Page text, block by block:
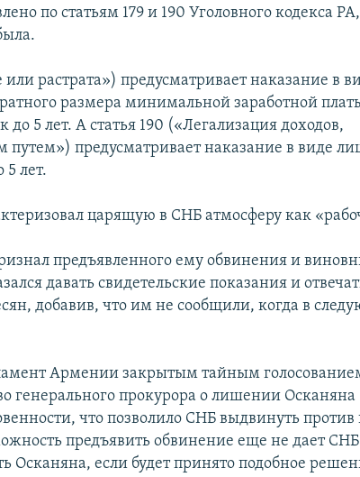
по статьям 179 и 190 Уголовного кодекса
растрата») предусматривает наказание в
размера минимальной заработной
5 лет. А статья 190 («Легализация доходов,
предусматривает наказание в виде
5 лет.
царящую в СНБ атмосферу как
предъявленного ему обвинения и
давать свидетельские показания и
добавив, что им не сообщили, когда в
Армении закрытым тайным
генерального прокурора о лишении Осканяна
что позволило СНБ выдвинуть против
предъявить обвинение еще не дает СНБ
Осканяна, если будет принято подобное